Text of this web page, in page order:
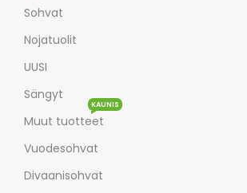
Sohvat
Nojatuolit
UUSI
Sängyt
Muut tuotteet
KAUNIS
Vuodesohvat
Divaanisohvat